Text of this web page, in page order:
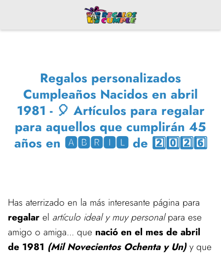
Regalos personalizados
Cumpleaños Nacidos en abril
1981 - 🎈 Artículos para regalar
para aquellos que cumplirán 45
años en 🅰🅱🆁🅸🅻 de 2️⃣0️⃣2️⃣6️⃣
Has aterrizado en la más interesante página para
regalar el artículo ideal y muy personalpara ese
amigo o amiga... que nació en el mes de abril
de 1981 (Mil Novecientos Ochenta y Un)y que